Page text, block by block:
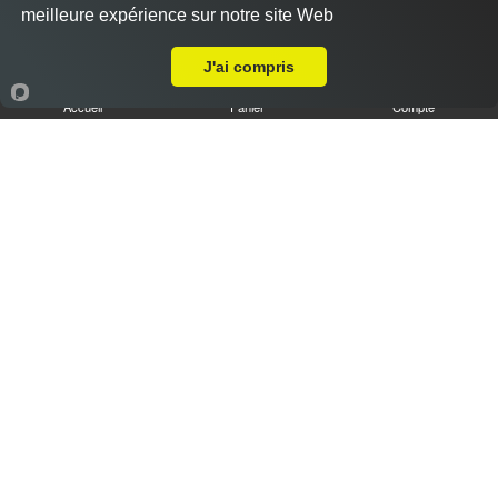
Accueil Panier Compte
meilleure expérience sur notre site Web
J'ai compris